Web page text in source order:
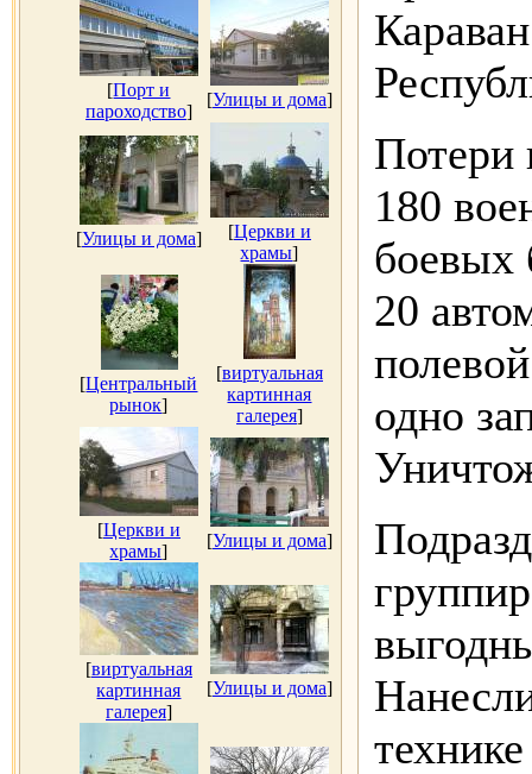
[Порт и
пароходство]
[Улицы и дома]
[Улицы и дома] [Церкви и
храмы]
[Центральный
рынок]
[виртуальная
картинная
галерея]
[Церкви и
храмы]
[Улицы и дома]
[виртуальная
картинная
галерея]
[Улицы и дома]
Потери
180
боевых
20
одно